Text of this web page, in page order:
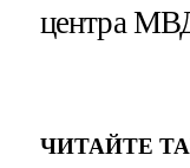
центра
ЧИТАЙТЕ